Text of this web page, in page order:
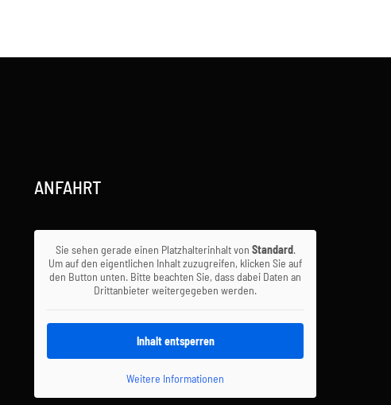
ANFAHRT
Sie sehen gerade einen Platzhalterinhalt von Standard.
Um auf den eigentlichen Inhalt zuzugreifen, klicken Sie auf
den Button unten. Bitte beachten Sie, dass dabei Daten an
Drittanbieter weitergegeben werden.
Inhalt entsperren
Weitere Informationen